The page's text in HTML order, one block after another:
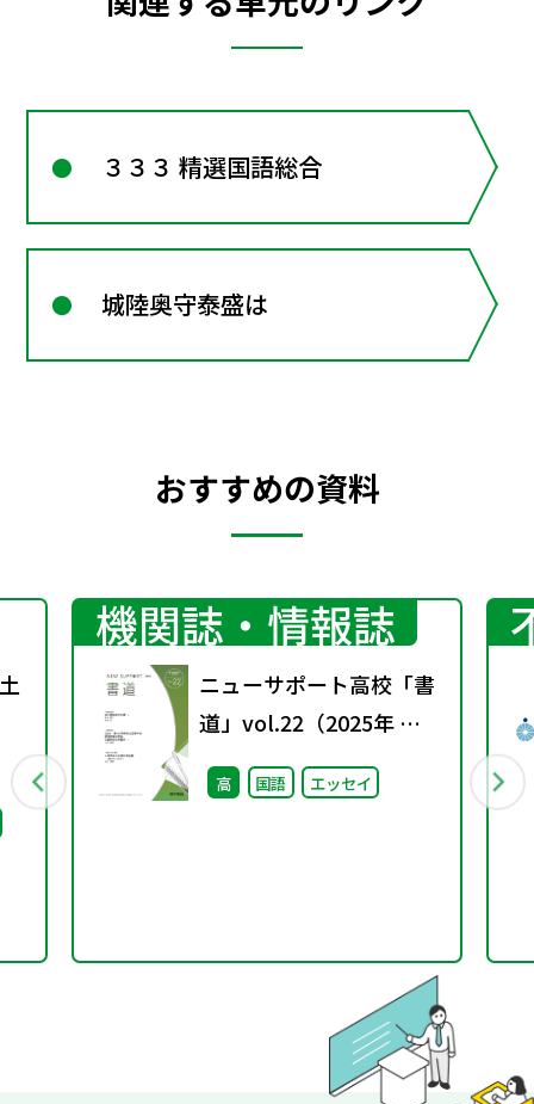
３３３ 精選国語総合
城陸奥守泰盛は
おすすめの資料
機関誌・情報誌
ニューサポート高校「書
道」vol.22（2025年 春
号）
高 国語 エッセイ